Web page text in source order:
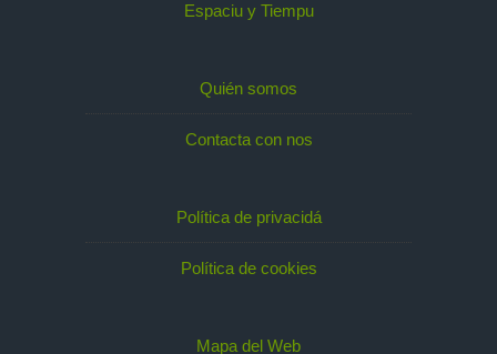
Espaciu y Tiempu
Quién somos
Contacta con nos
Política de privacidá
Política de cookies
Mapa del Web